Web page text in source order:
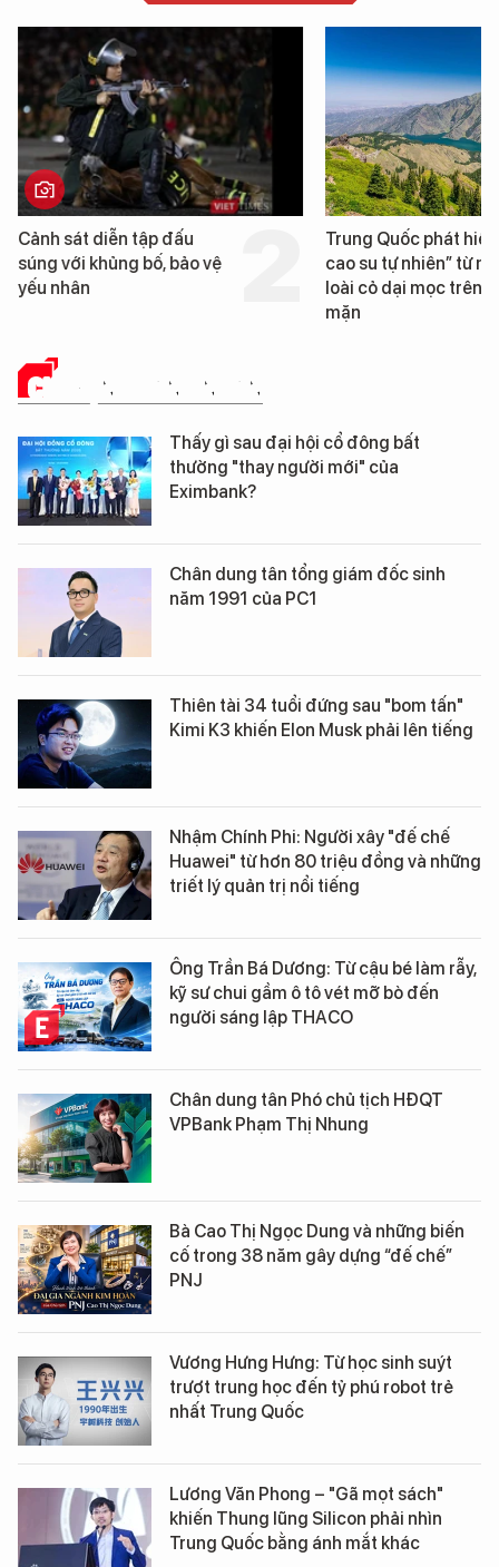
Cảnh sát diễn tập đấu
súng với khủng bố, bảo vệ
yếu nhân
Trung Quốc phát hiện
cao su tự nhiên” từ
loài cỏ dại mọc trên
mặn
CHUYỆN DOANH NHÂN
Thấy gì sau đại hội cổ đông bất
thường "thay người mới" của
Eximbank?
Chân dung tân tổng giám đốc sinh
năm 1991 của PC1
Thiên tài 34 tuổi đứng sau "bom tấn"
Kimi K3 khiến Elon Musk phải lên tiếng
Nhậm Chính Phi: Người xây "đế chế
Huawei" từ hơn 80 triệu đồng và những
triết lý quản trị nổi tiếng
Ông Trần Bá Dương: Từ cậu bé làm rẫy,
kỹ sư chui gầm ô tô vét mỡ bò đến
người sáng lập THACO
Chân dung tân Phó chủ tịch HĐQT
VPBank Phạm Thị Nhung
Bà Cao Thị Ngọc Dung và những biến
cố trong 38 năm gây dựng “đế chế”
PNJ
Vương Hưng Hưng: Từ học sinh suýt
trượt trung học đến tỷ phú robot trẻ
nhất Trung Quốc
Lương Văn Phong – "Gã mọt sách"
khiến Thung lũng Silicon phải nhìn
Trung Quốc bằng ánh mắt khác